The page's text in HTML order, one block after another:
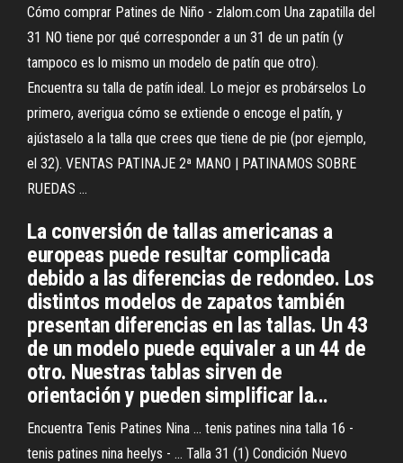
Cómo comprar Patines de Niño - zlalom.com Una zapatilla del
31 NO tiene por qué corresponder a un 31 de un patín (y
tampoco es lo mismo un modelo de patín que otro).
Encuentra su talla de patín ideal. Lo mejor es probárselos Lo
primero, averigua cómo se extiende o encoge el patín, y
ajústaselo a la talla que crees que tiene de pie (por ejemplo,
el 32). VENTAS PATINAJE 2ª MANO | PATINAMOS SOBRE
RUEDAS ...
La conversión de tallas americanas a
europeas puede resultar complicada
debido a las diferencias de redondeo. Los
distintos modelos de zapatos también
presentan diferencias en las tallas. Un 43
de un modelo puede equivaler a un 44 de
otro. Nuestras tablas sirven de
orientación y pueden simplificar la...
Encuentra Tenis Patines Nina ... tenis patines nina talla 16 -
tenis patines nina heelys - ... Talla 31 (1) Condición Nuevo